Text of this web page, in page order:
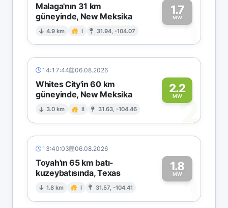
Malaga'nın 31 km
güneyinde, New Meksika
4.9 km I 31.94, -104.07
1.7
MW1
14:17:44 06.08.2026
Whites City'in 60 km
güneyinde, New Meksika
3.0 km II 31.63, -104.46
2.2
MW2
13:40:03 06.08.2026
Toyah'ın 65 km batı-
kuzeybatısında, Texas
1.8 km I 31.57, -104.41
1.8
MW1